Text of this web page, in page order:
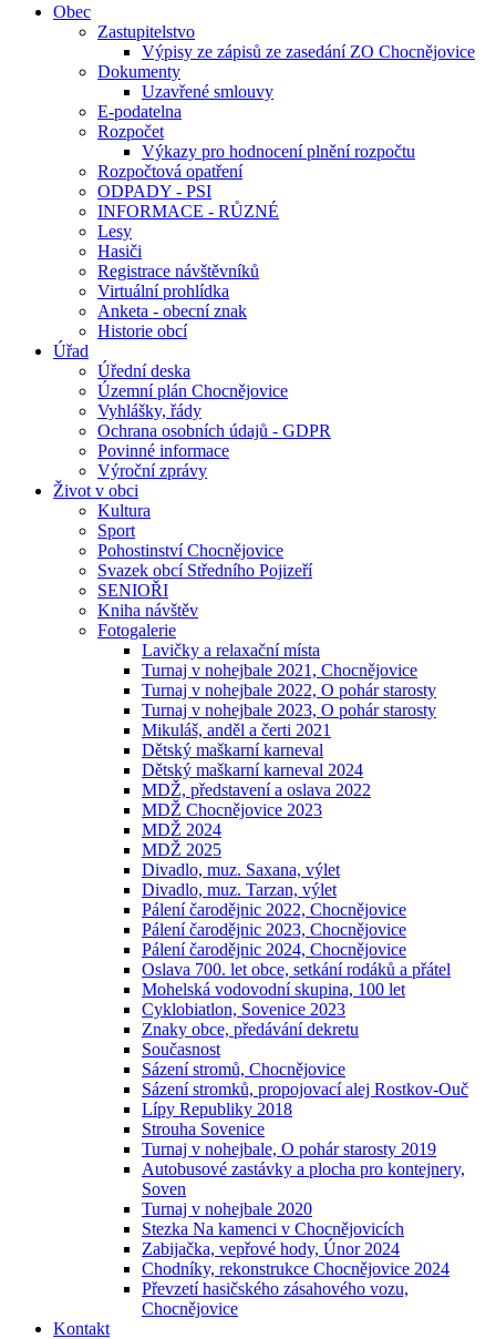
Obec
Zastupitelstvo
Výpisy ze zápisů ze zasedání ZO Chocnějovice
Dokumenty
Uzavřené smlouvy
E-podatelna
Rozpočet
Výkazy pro hodnocení plnění rozpočtu
Rozpočtová opatření
ODPADY - PSI
INFORMACE - RŮZNÉ
Lesy
Hasiči
Registrace návštěvníků
Virtuální prohlídka
Anketa - obecní znak
Historie obcí
Úřad
Úřední deska
Územní plán Chocnějovice
Vyhlášky, řády
Ochrana osobních údajů - GDPR
Povinné informace
Výroční zprávy
Život v obci
Kultura
Sport
Pohostinství Chocnějovice
Svazek obcí Středního Pojizeří
SENIOŘI
Kniha návštěv
Fotogalerie
Lavičky a relaxační místa
Turnaj v nohejbale 2021, Chocnějovice
Turnaj v nohejbale 2022, O pohár starosty
Turnaj v nohejbale 2023, O pohár starosty
Mikuláš, anděl a čerti 2021
Dětský maškarní karneval
Dětský maškarní karneval 2024
MDŽ, představení a oslava 2022
MDŽ Chocnějovice 2023
MDŽ 2024
MDŽ 2025
Divadlo, muz. Saxana, výlet
Divadlo, muz. Tarzan, výlet
Pálení čarodějnic 2022, Chocnějovice
Pálení čarodějnic 2023, Chocnějovice
Pálení čarodějnic 2024, Chocnějovice
Oslava 700. let obce, setkání rodáků a přátel
Mohelská vodovodní skupina, 100 let
Cyklobiatlon, Sovenice 2023
Znaky obce, předávání dekretu
Současnost
Sázení stromů, Chocnějovice
Sázení stromků, propojovací alej Rostkov-Ouč
Lípy Republiky 2018
Strouha Sovenice
Turnaj v nohejbale, O pohár starosty 2019
Autobusové zastávky a plocha pro kontejnery,
Soven
Turnaj v nohejbale 2020
Stezka Na kamenci v Chocnějovicích
Zabijačka, vepřové hody, Únor 2024
Chodníky, rekonstrukce Chocnějovice 2024
Převzetí hasičského zásahového vozu,
Chocnějovice
Kontakt